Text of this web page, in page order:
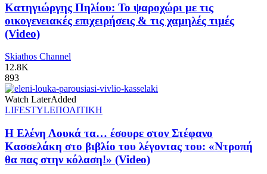
Κατηγιώργης Πηλίου: Το ψαροχώρι με τις
οικογενειακές επιχειρήσεις & τις χαμηλές τιμές
(Video)
Skiathos Channel
12.8K
893
Watch LaterAdded
LIFESTYLEΠΟΛΙΤΙΚΗ
Η Ελένη Λουκά τα… έσουρε στον Στέφανο
Κασσελάκη στο βιβλίο του λέγοντας του: «Ντροπή
θα πας στην κόλαση!» (Video)